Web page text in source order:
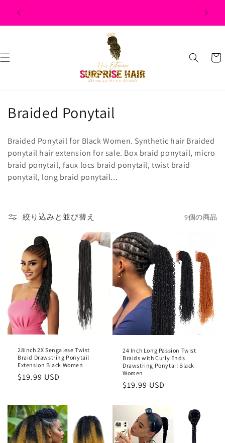
ンツに
$50
ー
コ
ク
シ
ン
Braided Ponytail
Braided Ponytail for Black Women. Synthetic hair Braided
ponytail hair extension for sale. Box braid ponytail, micro
braid ponytail, faux locs braid ponytail, twist braid
ponytail, long braid ponytail...
絞り込みと並び替え 9個の商品
28inch 2X Sengalese Twist
Braid Drawstring Ponytail
Extension Black Women
通
格
$19.99 USD
24 Inch Long Passion Twist
Braids with Curly Ends
Drawstring Ponytail Black
Women
通
格
$19.99 USD